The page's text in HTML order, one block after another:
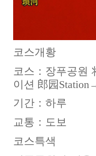
코스개황
코스：장푸공원
이션 郎园
기간：하루
교통：도보
코스특색